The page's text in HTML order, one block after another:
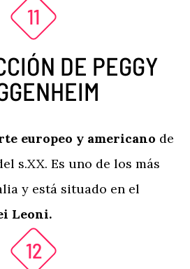
DE PEGGY
europeo y americano de
s.XX. Es uno de los más
y está situado en el
Leoni.